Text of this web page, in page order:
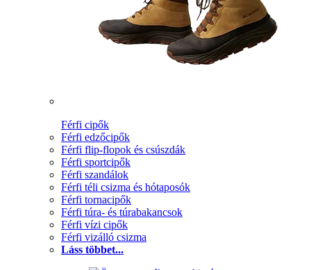
Férfi cipők
Férfi edzőcipők
Férfi flip-flopok és csúszdák
Férfi sportcipők
Férfi szandálok
Férfi téli csizma és hótaposók
Férfi tornacipők
Férfi túra- és túrabakancsok
Férfi vízi cipők
Férfi vizálló csizma
Láss többet...